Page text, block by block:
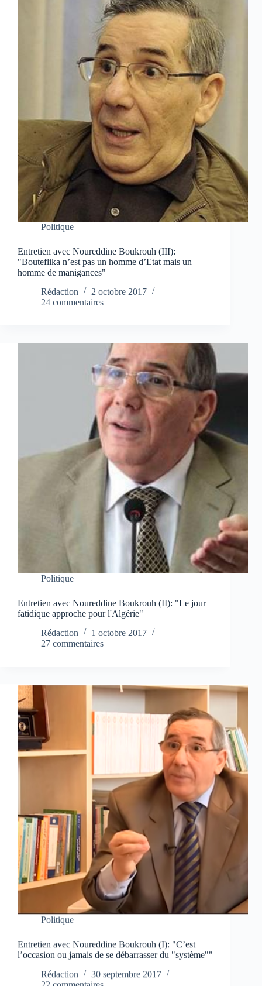
Politique
Entretien avec Noureddine Boukrouh (III):
"Bouteflika n’est pas un homme d’Etat mais un
homme de manigances"
Rédaction
2 octobre 2017
24 commentaires
Politique
Entretien avec Noureddine Boukrouh (II): "Le jour
fatidique approche pour l'Algérie"
Rédaction
1 octobre 2017
27 commentaires
Politique
Entretien avec Noureddine Boukrouh (I): "C’est
l’occasion ou jamais de se débarrasser du "système""
Rédaction
30 septembre 2017